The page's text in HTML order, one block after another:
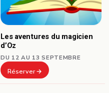
Les aventures du magicien
d’Oz
DU 12 AU 13 SEPTEMBRE
Réserver